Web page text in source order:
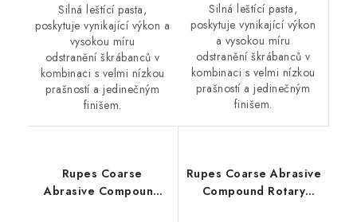
Silná leštící pasta,
poskytuje vynikající výkon a
vysokou míru
odstranění škrábanců v
kombinaci s velmi nízkou
prašností a jedinečným
finišem.
Silná leštící pasta,
poskytuje vynikající výkon
a vysokou míru
odstranění škrábanců v
kombinaci s velmi nízkou
prašností a jedinečným
finišem.
Rupes Coarse
Abrasive Compound
Rupes Coarse Abrasive
Compound Rotary